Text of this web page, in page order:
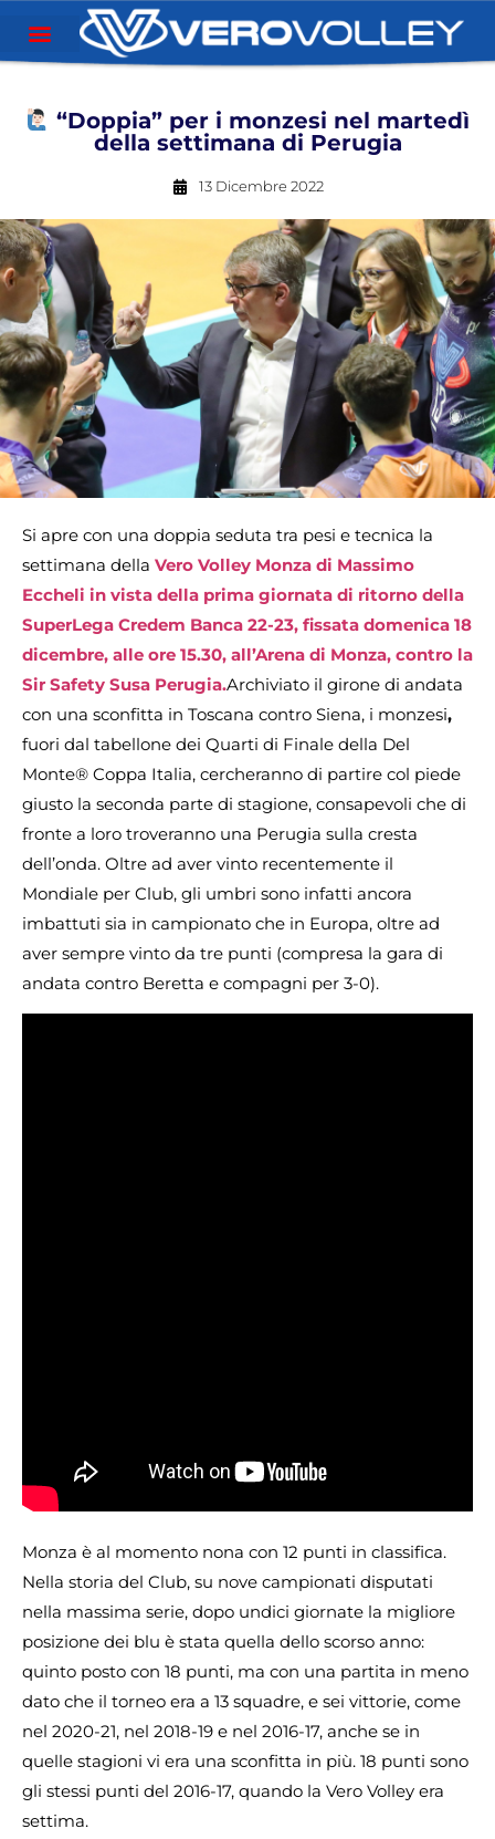
“Doppia” per i monzesi nel martedì
della settimana di Perugia
13 Dicembre 2022
Si apre con una doppia seduta tra pesi e tecnica la
settimana della Vero Volley Monza di Massimo
Eccheli in vista della prima giornata di ritorno della
SuperLega Credem Banca 22-23, fissata domenica 18
dicembre, alle ore 15.30, all’Arena di Monza, contro la
Sir Safety Susa Perugia.Archiviato il girone di andata
con una sconfitta in Toscana contro Siena, i monzesi,
fuori dal tabellone dei Quarti di Finale della Del
Monte® Coppa Italia, cercheranno di partire col piede
giusto la seconda parte di stagione, consapevoli che di
fronte a loro troveranno una Perugia sulla cresta
dell’onda. Oltre ad aver vinto recentemente il
Mondiale per Club, gli umbri sono infatti ancora
imbattuti sia in campionato che in Europa, oltre ad
aver sempre vinto da tre punti (compresa la gara di
andata contro Beretta e compagni per 3-0).
Monza è al momento nona con 12 punti in classifica.
Nella storia del Club, su nove campionati disputati
nella massima serie, dopo undici giornate la migliore
posizione dei blu è stata quella dello scorso anno:
quinto posto con 18 punti, ma con una partita in meno
dato che il torneo era a 13 squadre, e sei vittorie, come
nel 2020-21, nel 2018-19 e nel 2016-17, anche se in
quelle stagioni vi era una sconfitta in più. 18 punti sono
gli stessi punti del 2016-17, quando la Vero Volley era
settima.